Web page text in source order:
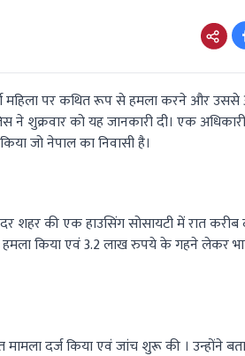
महिला पर कथित रूप से हमला करने और
शुक्रवार को यह जानकारी दी। एक
जो नेपाल का निवासी है।
शहर की एक हाउसिंग सोसायटी में रात
हमला किया एवं 3.2 लाख रुपये के गहने लेकर
दर्ज किया एवं जांच शुरू की । उन्होंने